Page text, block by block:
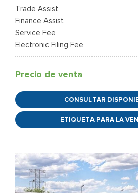
Trade Assist
Finance Assist
Service Fee
Electronic Filing Fee
Precio de venta
CONSULTAR
ETIQUETA PARA LA